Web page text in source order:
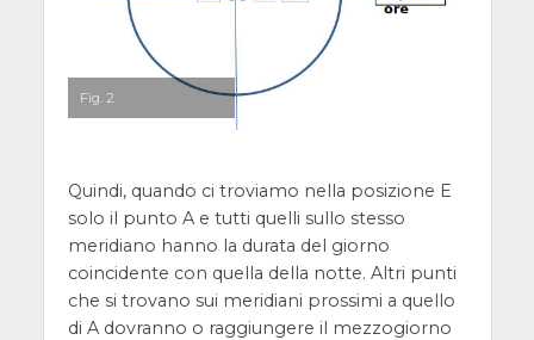
Fig. 2
Quindi, quando ci troviamo nella posizione E
solo il punto A e tutti quelli sullo stesso
meridiano hanno la durata del giorno
coincidente con quella della notte. Altri punti
che si trovano sui meridiani prossimi a quello
di A dovranno o raggiungere il mezzogiorno